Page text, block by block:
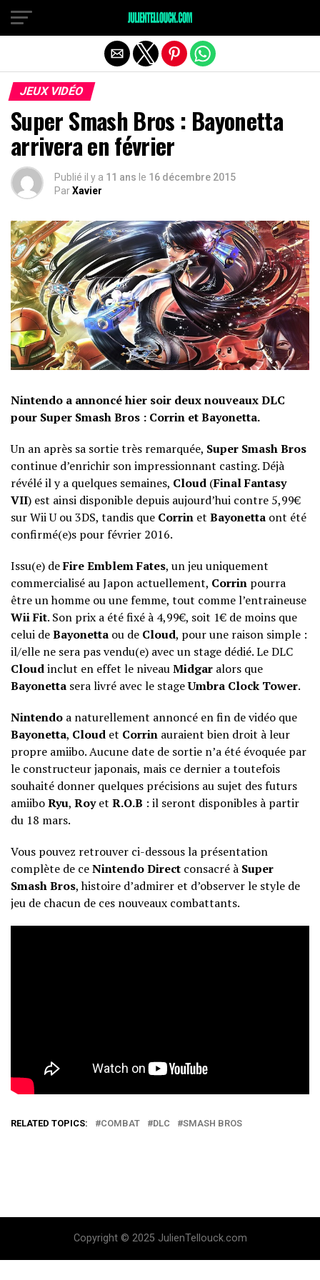
JEUX VIDÉO
Super Smash Bros : Bayonetta
arrivera en février
Publié il y a 11 ans le 16 décembre 2015
ParXavier
Nintendo a annoncé hier soir deux nouveaux DLC
pour Super Smash Bros : Corrin et Bayonetta.
Un an après sa sortie très remarquée, Super Smash Bros
continue d’enrichir son impressionnant casting. Déjà
révélé il y a quelques semaines, Cloud (Final Fantasy
VII) est ainsi disponible depuis aujourd’hui contre 5,99€
sur Wii U ou 3DS, tandis que Corrin et Bayonetta ont été
confirmé(e)s pour février 2016.
Issu(e) deFire Emblem Fates, un jeu uniquement
commercialisé au Japon actuellement, Corrin pourra
être un homme ou une femme, tout comme l’entraineuse
Wii Fit. Son prix a été fixé à 4,99€, soit 1€ de moins que
celui deBayonetta ou de Cloud, pour une raison simple :
il/elle ne sera pas vendu(e) avec un stage dédié. Le DLC
Cloudinclut en effet le niveauMidgar alors que
Bayonetta sera livré avec le stageUmbra Clock Tower.
Nintendo a naturellement annoncé en fin de vidéo que
Bayonetta, Cloud et Corrin auraient bien droit à leur
propre amiibo. Aucune date de sortie n’a été évoquée par
le constructeur japonais, mais ce dernier a toutefois
souhaité donner quelques précisions au sujet des futurs
amiiboRyu, Royet R.O.B : il seront disponibles à partir
du 18 mars.
Vous pouvez retrouver ci-dessous la présentation
complète de ceNintendo Direct consacré à Super
Smash Bros, histoire d’admirer et d’observer le style de
jeu de chacun de ces nouveaux combattants.
RELATED TOPICS: COMBAT DLC SMASH BROS
Copyright © 2025 JulienTellouck.com